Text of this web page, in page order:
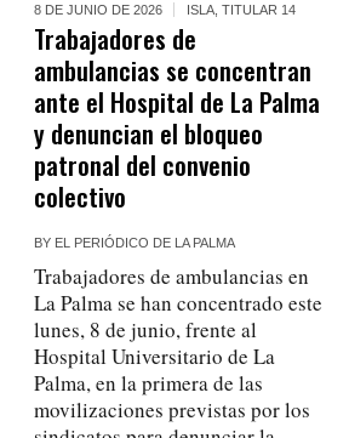
8 DE JUNIO DE 2026 ISLA ,TITULAR 14
Trabajadores de
ambulancias se concentran
ante el Hospital de La Palma
y denuncian el bloqueo
patronal del convenio
colectivo
BY EL PERIÓDICO DE LA PALMA
Trabajadores de ambulancias en
La Palma se han concentrado este
lunes, 8 de junio, frente al
Hospital Universitario de La
Palma, en la primera de las
movilizaciones previstas por los